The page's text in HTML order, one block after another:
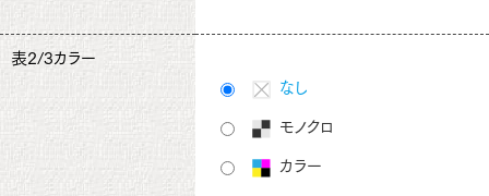
表2/3カラー
なし
モノクロ
カラー